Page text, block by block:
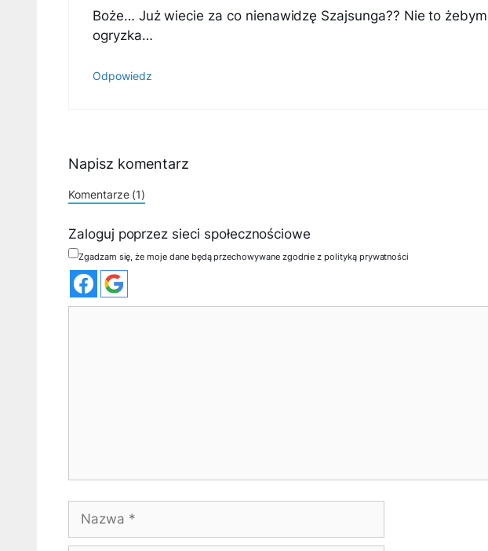
Boże… Już wiecie za co nienawidzę Szajsunga?? Nie to
ogryzka…
Odpowiedz
Napisz komentarz
Komentarze (1)
Zaloguj poprzez sieci społecznościowe
Zgadzam się, że moje dane będą przechowywane zgodnie z polityką prywatności